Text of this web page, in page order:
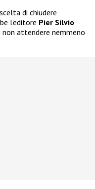
di chiudere
l’editore Pier Silvio
non attendere nemmeno